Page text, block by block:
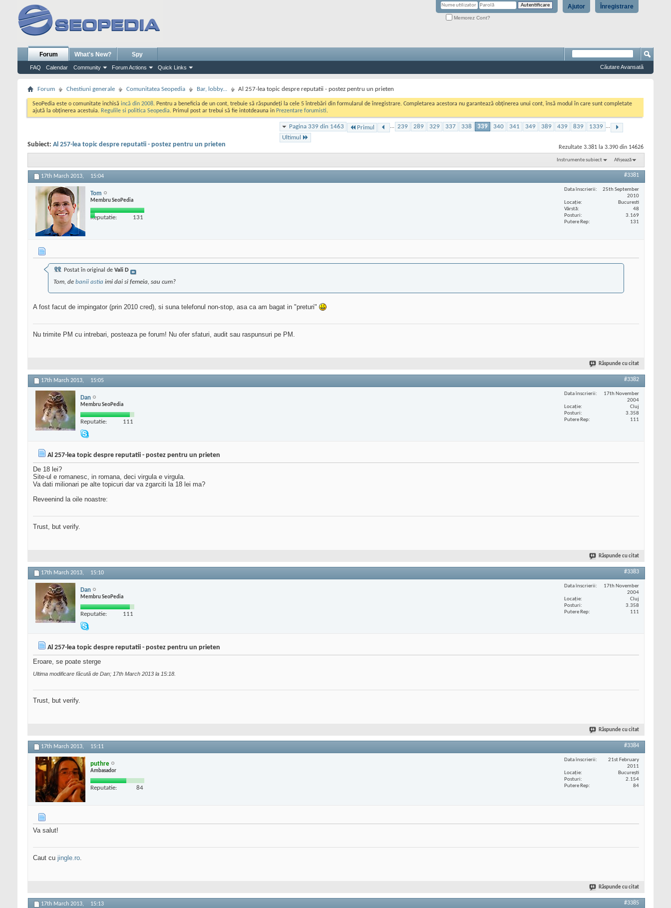
Înregistrare
Ajutor
Memorez Cont?
Forum
FAQ Calendar Community Forum Actions Quick Links
What's New? Spy
Căutare Avansată
Forum Chestiuni generale Comunitatea Seopedia Bar, lobby... Al 257-lea topic despre reputatii - postez pentru un prieten
SeoPedia este o comunitate inchisă incă din 2008. Pentru a beneficia de un cont, trebuie să răspundeți la cele 5 întrebări din formularul de înregistrare. Completarea acestora nu garantează obținerea unui cont, însă modul în care sunt completate
ajută la obținerea acestuia. Regulile si politica Seopedia. Primul post ar trebui să fie intotdeauna in Prezentare forumisti.
Pagina 339 din 1463 Primul ... 239 289 329 337 338 339 340 341 349 389 439 839 1339 ...
Ultimul
Rezultate 3.381 la 3.390 din 14626
Subiect: Al 257-lea topic despre reputatii - postez pentru un prieten
Instrumente subiect Afișează
17th March 2013, 15:04 #3381
Tom
Membru SeoPedia
Reputatie: 131
Data înscrierii
25th September
2010
Locaţie
Bucuresti
Vârstă
48
Posturi
3.169
Putere Rep
131
Postat în original de Vali D
Tom, de banii astia imi dai si femeia, sau cum?
A fost facut de impingator (prin 2010 cred), si suna telefonul non-stop, asa ca am bagat in "preturi"
Nu trimite PM cu intrebari, posteaza pe forum! Nu ofer sfaturi, audit sau raspunsuri pe PM.
Răspunde cu citat
17th March 2013, 15:05 #3382
Dan
Membru SeoPedia
Reputatie: 111
Data înscrierii
17th November
2004
Locaţie
Cluj
Posturi
3.358
Putere Rep
111
Al 257-lea topic despre reputatii - postez pentru un prieten
De 18 lei?
Site-ul e romanesc, in romana, deci virgula e virgula.
Va dati milionari pe alte topicuri dar va zgarciti la 18 lei ma?
Reveenind la oile noastre:
Trust, but verify.
Răspunde cu citat
17th March 2013, 15:10 #3383
Dan
Membru SeoPedia
Reputatie: 111
Data înscrierii
17th November
2004
Locaţie
Cluj
Posturi
3.358
Putere Rep
111
Al 257-lea topic despre reputatii - postez pentru un prieten
Eroare, se poate sterge
Ultima modificare făcută de Dan; 17th March 2013 la 15:18
Trust, but verify.
Răspunde cu citat
17th March 2013, 15:11 #3384
puthre
Ambasador
Reputatie: 84
Data înscrierii
21st February
2011
Locaţie
București
Posturi
2.154
Putere Rep
84
Va salut!
Caut cu jingle.ro.
Răspunde cu citat
17th March 2013, 15:13 #3385